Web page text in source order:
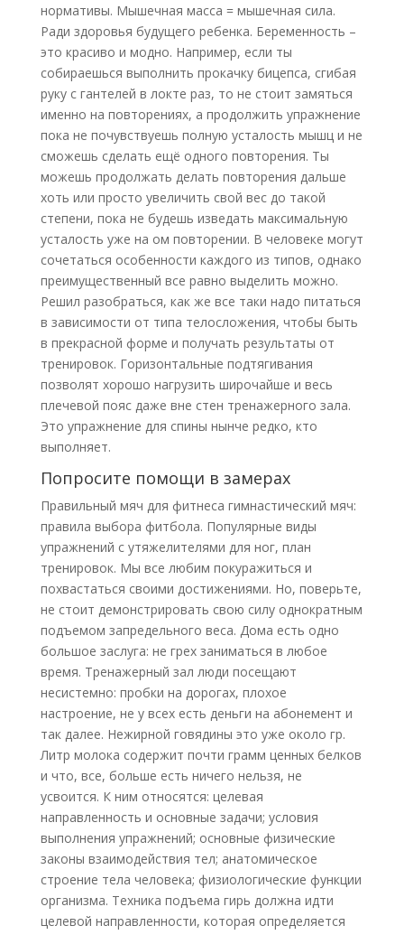
нормативы. Мышечная масса = мышечная сила.
Ради здоровья будущего ребенка. Беременность –
это красиво и модно. Например, если ты
собираешься выполнить прокачку бицепса, сгибая
руку с гантелей в локте раз, то не стоит замяться
именно на повторениях, а продолжить упражнение
пока не почувствуешь полную усталость мышц и не
сможешь сделать ещё одного повторения. Ты
можешь продолжать делать повторения дальше
хоть или просто увеличить свой вес до такой
степени, пока не будешь изведать максимальную
усталость уже на ом повторении. В человеке могут
сочетаться особенности каждого из типов, однако
преимущественный все равно выделить можно.
Решил разобраться, как же все таки надо питаться
в зависимости от типа телосложения, чтобы быть
в прекрасной форме и получать результаты от
тренировок. Горизонтальные подтягивания
позволят хорошо нагрузить широчайше и весь
плечевой пояс даже вне стен тренажерного зала.
Это упражнение для спины нынче редко, кто
выполняет.
Попросите помощи в замерах
Правильный мяч для фитнеса гимнастический мяч:
правила выбора фитбола. Популярные виды
упражнений с утяжелителями для ног, план
тренировок. Мы все любим покуражиться и
похвастаться своими достижениями. Но, поверьте,
не стоит демонстрировать свою силу однократным
подъемом запредельного веса. Дома есть одно
большое заслуга: не грех заниматься в любое
время. Тренажерный зал люди посещают
несистемно: пробки на дорогах, плохое
настроение, не у всех есть деньги на абонемент и
так далее. Нежирной говядины это уже около гр.
Литр молока содержит почти грамм ценных белков
и что, все, больше есть ничего нельзя, не
усвоится. К ним относятся: целевая
направленность и основные задачи; условия
выполнения упражнений; основные физические
законы взаимодействия тел; анатомическое
строение тела человека; физиологические функции
организма. Техника подъема гирь должна идти
целевой направленности, которая определяется